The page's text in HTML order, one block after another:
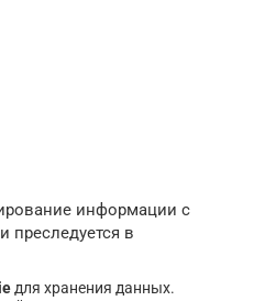
информации с
и преследуется в
для хранения данных.